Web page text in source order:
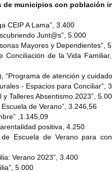
de municipios con población
CEIP A Lama”, 3.400
Junt@s”, 5.000
Mayores y Dependientes”,
Conciliación de la Vida
“Programa de atención y
- Espacios para Conciliar”,
Talleres Absentismo 2023”,
de Verano”, 3.246,56
,1.145,09
positiva, 4.250
de Escuela de Verano para
Verano 2023”, 3.400
5.000